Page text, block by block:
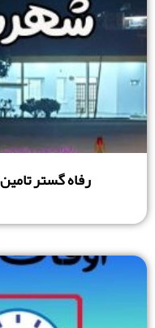
رفاه گستر